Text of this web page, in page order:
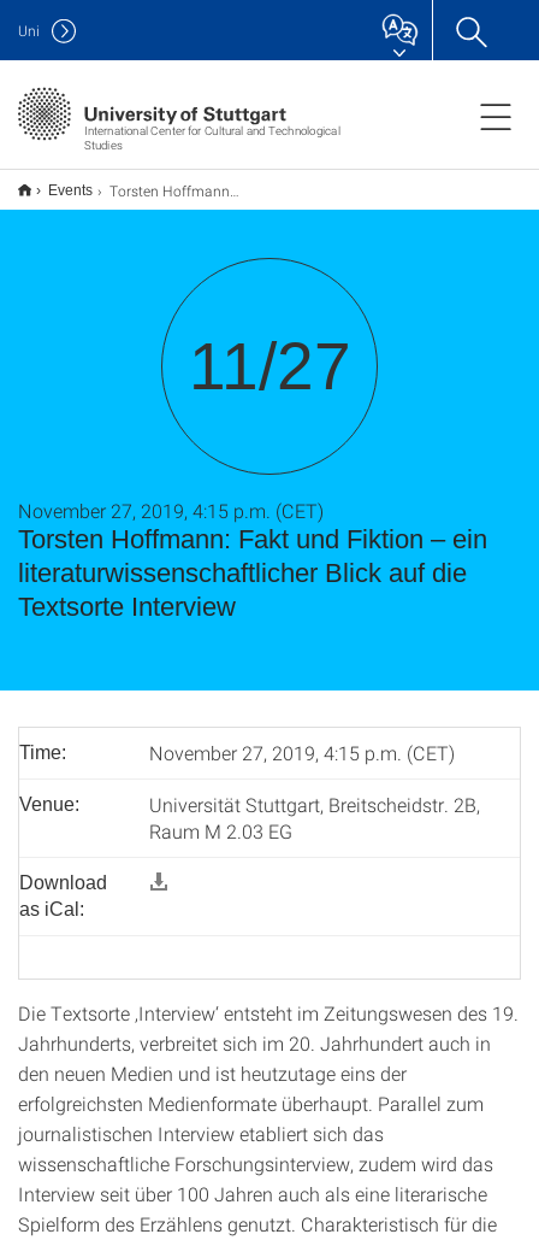
International Center for Cultural and Technological
Studies
Uni
Events Torsten Hoffmann: Fakt und Fiktion – ein literaturwissenschaftlicher Blick auf die Textsorte Interview
11/27
Torsten Hoffmann: Fakt und Fiktion – ein
literaturwissenschaftlicher Blick auf die
Textsorte Interview
November 27, 2019, 4:15 p.m. (CET)
Time: November 27, 2019, 4:15 p.m. (CET)
Venue:
Universität Stuttgart, Breitscheidstr. 2B,
Raum M 2.03 EG
Download
as iCal:
Die Textsorte ‚Interview‘ entsteht im Zeitungswesen des 19.
Jahrhunderts, verbreitet sich im 20. Jahrhundert auch in
den neuen Medien und ist heutzutage eins der
erfolgreichsten Medienformate überhaupt. Parallel zum
journalistischen Interview etabliert sich das
wissenschaftliche Forschungsinterview, zudem wird das
Interview seit über 100 Jahren auch als eine literarische
Spielform des Erzählens genutzt. Charakteristisch für die